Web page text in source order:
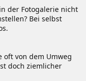
der Fotogalerie nicht
Bei selbst
oft von dem Umweg
doch ziemlicher